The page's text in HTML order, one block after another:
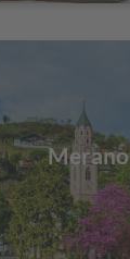
Merano